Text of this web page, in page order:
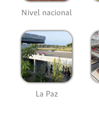
Nivel nacional
La Paz